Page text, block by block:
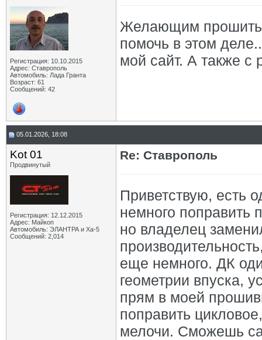
Регистрация: 10.10.2015
Адрес: Ставрополь
Автомобиль: Лада Гранта
Возраст: 61
Сообщений: 42
Желающим прошить
помочь в этом
мой сайт. А также с
05.01.2026, 18:08
Kot 01
Продвинутый
Регистрация: 12.12.2015
Адрес: Майкоп
Автомобиль: ЭЛАНТРА и Ха-5
Сообщений: 2,014
Re: Ставрополь
Приветствую, есть
немного поправить
но владелец
еще немного. ДК
геометрии впуска,
прям в моей
поправить
мелочи. Сможешь